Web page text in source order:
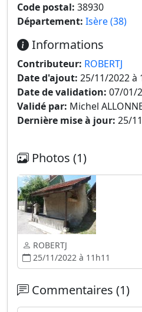
Code postal: 38930
Département: Isère (38)
Informations
Contributeur: ROBERTJ
Date d'ajout: 25/11/2022 à
Date de validation: 07/01/
Validé par: Michel
Dernière mise à jour: 25/
Photos (1)
ROBERTJ
25/11/2022 à 11h11
Commentaires (1)